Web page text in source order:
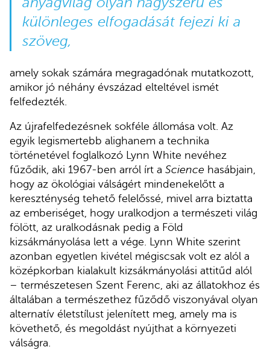
különleges elfogadását fejezi ki a
szöveg,
amely sokak számára megragadónak mutatkozott,
amikor jó néhány évszázad elteltével ismét
felfedezték.
Az újrafelfedezésnek sokféle állomása volt. Az
egyik legismertebb alighanem a technika
történetével foglalkozó Lynn White nevéhez
fűződik, aki 1967-ben arról írt a Science hasábjain,
hogy az ökológiai válságért mindenekelőtt a
kereszténység tehető felelőssé, mivel arra biztatta
az emberiséget, hogy uralkodjon a természeti világ
fölött, az uralkodásnak pedig a Föld
kizsákmányolása lett a vége. Lynn White szerint
azonban egyetlen kivétel mégiscsak volt ez alól a
középkorban kialakult kizsákmányolási attitűd alól
– természetesen Szent Ferenc, aki az állatokhoz és
általában a természethez fűződő viszonyával olyan
alternatív életstílust jelenített meg, amely ma is
követhető, és megoldást nyújthat a környezeti
válságra.